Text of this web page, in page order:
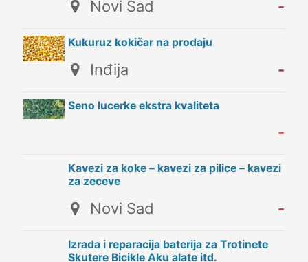
Novi Sad -
Kukuruz kokičar na prodaju
Inđija -
Seno lucerke ekstra kvaliteta
-
Kavezi za koke – kavezi za pilice – kavezi
za zeceve
Novi Sad -
Izrada i reparacija baterija za Trotinete
Skutere Bicikle Aku alate itd.